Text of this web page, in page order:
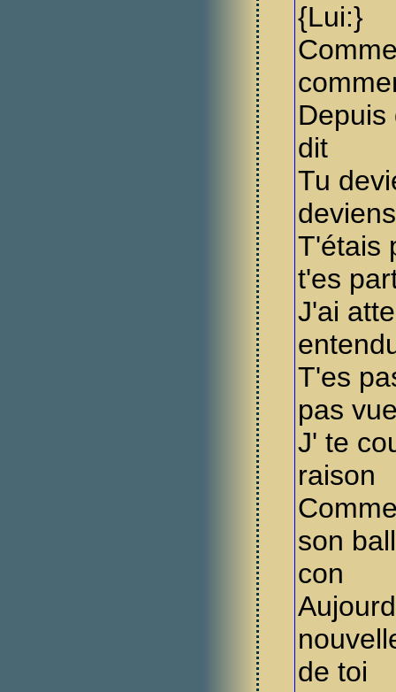
{Lui:}
Depuis
dit
Tu
T'étais
t'es
J'ai
T'es
pas
J' te
raison
son
con
de toi